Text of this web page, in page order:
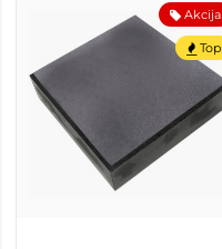
Akcija
Top